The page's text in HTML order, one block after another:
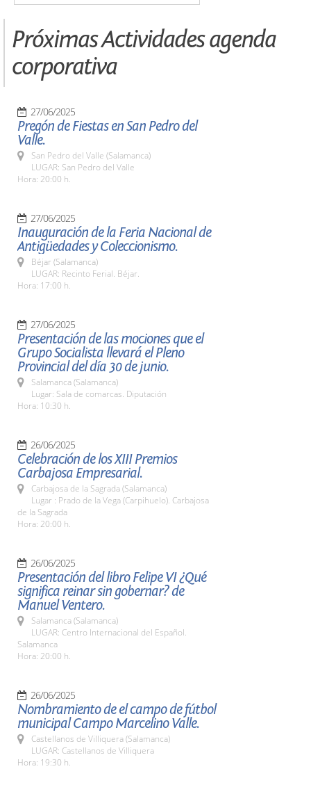
Próximas Actividades agenda
corporativa
27/06/2025
Pregón de Fiestas en San Pedro del
Valle.
San Pedro del Valle (Salamanca)
LUGAR: San Pedro del Valle
Hora: 20:00 h.
27/06/2025
Inauguración de la Feria Nacional de
Antigüedades y Coleccionismo.
Béjar (Salamanca)
LUGAR: Recinto Ferial. Béjar.
Hora: 17:00 h.
27/06/2025
Presentación de las mociones que el
Grupo Socialista llevará el Pleno
Provincial del día 30 de junio.
Salamanca (Salamanca)
Lugar: Sala de comarcas. Diputación
Hora: 10:30 h.
26/06/2025
Celebración de los XIII Premios
Carbajosa Empresarial.
Carbajosa de la Sagrada (Salamanca)
Lugar : Prado de la Vega (Carpihuelo). Carbajosa
de la Sagrada
Hora: 20:00 h.
26/06/2025
Presentación del libro Felipe VI ¿Qué
significa reinar sin gobernar? de
Manuel Ventero.
Salamanca (Salamanca)
LUGAR: Centro Internacional del Español.
Salamanca
Hora: 20:00 h.
26/06/2025
Nombramiento de el campo de fútbol
municipal Campo Marcelino Valle.
Castellanos de Villiquera (Salamanca)
LUGAR: Castellanos de Villiquera
Hora: 19:30 h.